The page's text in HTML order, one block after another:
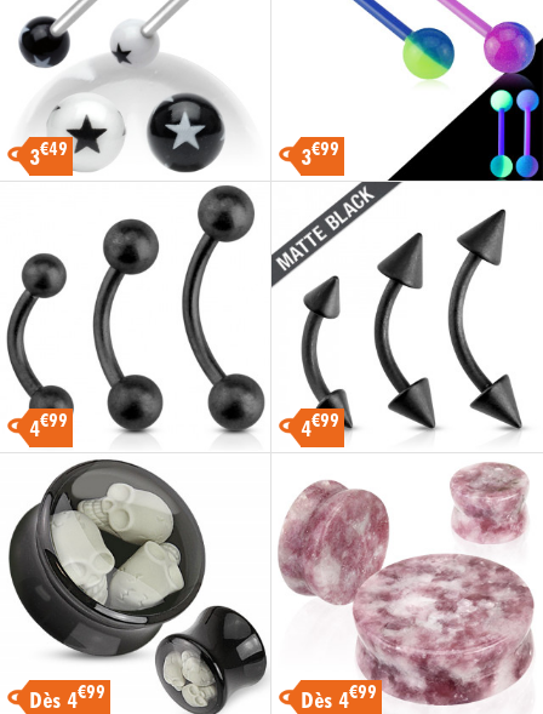
3€49 3€99
4€99 4€99
Dès 4€99 Dès 4€99